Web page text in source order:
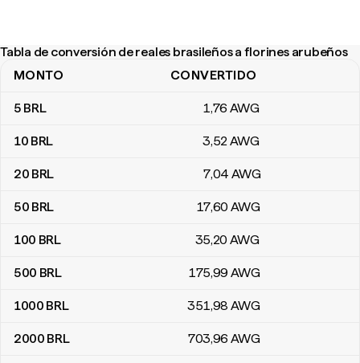
Tabla de conversión de reales brasileños a florines arubeños
Tabla de conversión de reales brasileños a florines arubeños
MONTO CONVERTIDO
5 BRL 1,76 AWG
10 BRL 3,52AWG
20 BRL 7,04 AWG
50 BRL 17,60 AWG
100 BRL 35,20 AWG
500 BRL 175,99 AWG
1000 BRL 351,98 AWG
2000 BRL 703,96 AWG